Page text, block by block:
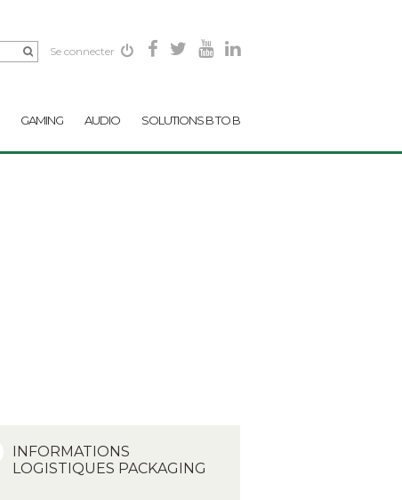
Se connecter
GAMING AUDIO SOLUTIONS B TO B
INFORMATIONS
LOGISTIQUES PACKAGING